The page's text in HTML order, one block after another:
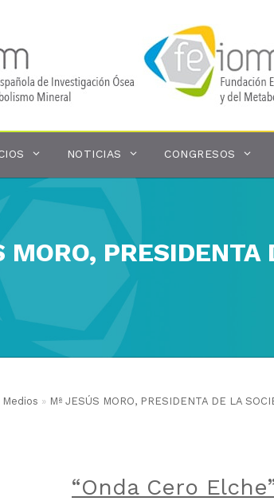
NOTICIAS CONGRESOS
MORO,
» Mª JESÚS MORO, PRESIDENTA DE LA
“Onda Cero